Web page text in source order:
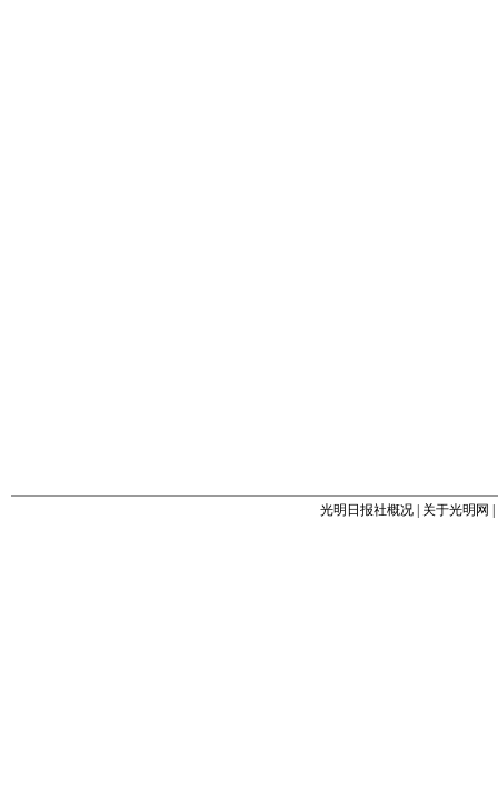
光明日报社概况 关于光明网